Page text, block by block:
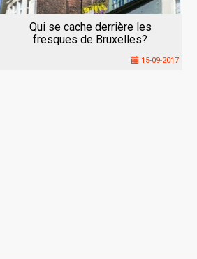
Qui se cache derrière les
fresques de Bruxelles?
15-09-2017